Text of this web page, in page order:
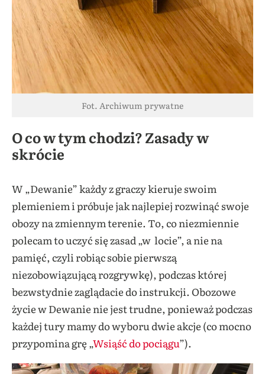
Fot. Archiwum prywatne
O co w tym chodzi? Zasady w
skrócie
W „Dewanie” każdy z graczy kieruje swoim
plemieniem i próbuje jak najlepiej rozwinąć swoje
obozy na zmiennym terenie. To, co niezmiennie
polecam to uczyć się zasad „w locie”, a nie na
pamięć, czyli robiąc sobie pierwszą
niezobowiązującą rozgrywkę), podczas której
bezwstydnie zaglądacie do instrukcji. Obozowe
życie w Dewanie nie jest trudne, ponieważ podczas
każdej tury mamy do wyboru dwie akcje (co mocno
przypomina grę „Wsiąść do pociągu”).